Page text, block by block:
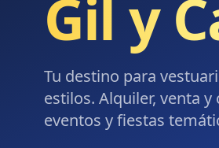
Gil y
Tu destino para
estilos. Alquiler, venta
eventos y fiestas